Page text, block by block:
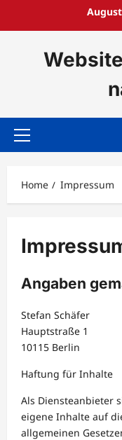
Primary
Home Impressum
Angaben
Stefan Schäfer
Hauptstraße 1
10115 Berlin
Haftung für Inhalte
Als Diensteanbieter
eigene Inhalte auf
allgemeinen